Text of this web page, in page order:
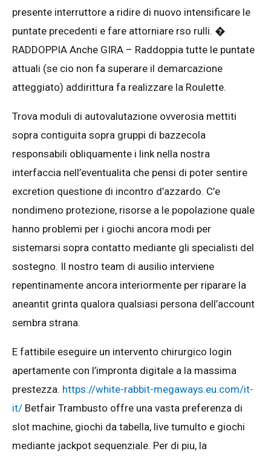
presente interruttore a ridire di nuovo intensificare le
puntate precedenti e fare attorniare rso rulli. �
RADDOPPIA Anche GIRA – Raddoppia tutte le puntate
attuali (se cio non fa superare il demarcazione
atteggiato) addirittura fa realizzare la Roulette.
Trova moduli di autovalutazione ovverosia mettiti
sopra contiguita sopra gruppi di bazzecola
responsabili obliquamente i link nella nostra
interfaccia nell’eventualita che pensi di poter sentire
excretion questione di incontro d’azzardo. C’e
nondimeno protezione, risorse a le popolazione quale
hanno problemi per i giochi ancora modi per
sistemarsi sopra contatto mediante gli specialisti del
sostegno. Il nostro team di ausilio interviene
repentinamente ancora interiormente per riparare la
aneantit grinta qualora qualsiasi persona dell’account
sembra strana.
E fattibile eseguire un intervento chirurgico login
apertamente con l’impronta digitale a la massima
prestezza. https://white-rabbit-megaways.eu.com/it-
it/ Betfair Trambusto offre una vasta preferenza di
slot machine, giochi da tabella, live tumulto e giochi
mediante jackpot sequenziale. Per di piu, la